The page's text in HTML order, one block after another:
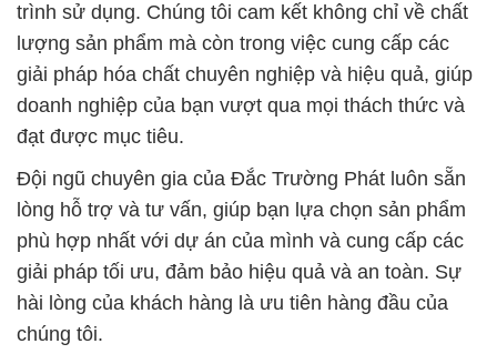
trình sử dụng. Chúng tôi cam kết không chỉ về chất
lượng sản phẩm mà còn trong việc cung cấp các
giải pháp hóa chất chuyên nghiệp và hiệu quả, giúp
doanh nghiệp của bạn vượt qua mọi thách thức và
đạt được mục tiêu.
Đội ngũ chuyên gia của Đắc Trường Phát luôn sẵn
lòng hỗ trợ và tư vấn, giúp bạn lựa chọn sản phẩm
phù hợp nhất với dự án của mình và cung cấp các
giải pháp tối ưu, đảm bảo hiệu quả và an toàn. Sự
hài lòng của khách hàng là ưu tiên hàng đầu của
chúng tôi.